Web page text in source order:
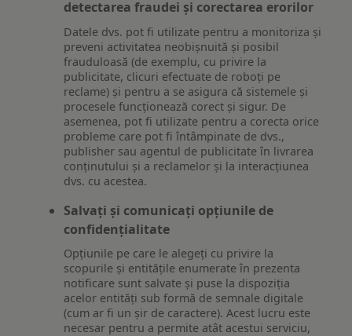
detectarea fraudei și corectarea erorilor
Datele dvs. pot fi utilizate pentru a monitoriza și
preveni activitatea neobișnuită și posibil
frauduloasă (de exemplu, cu privire la
publicitate, clicuri efectuate de roboți pe
reclame) și pentru a se asigura că sistemele și
procesele funcționează corect și sigur. De
asemenea, pot fi utilizate pentru a corecta orice
probleme care pot fi întâmpinate de dvs.,
publisher sau agentul de publicitate în livrarea
conținutului și a reclamelor și la interacțiunea
dvs. cu acestea.
Salvați și comunicați opțiunile de
confidențialitate
Opțiunile pe care le alegeți cu privire la
scopurile și entitățile enumerate în prezenta
notificare sunt salvate și puse la dispoziția
acelor entități sub formă de semnale digitale
(cum ar fi un șir de caractere). Acest lucru este
necesar pentru a permite atât acestui serviciu,